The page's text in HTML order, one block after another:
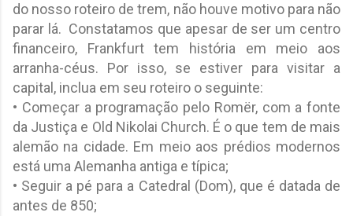
do nosso roteiro de trem, não houve motivo para não
parar lá. Constatamos que apesar de ser um centro
financeiro, Frankfurt tem história em meio aos
arranha-céus. Por isso, se estiver para visitar a
capital, inclua em seu roteiro o seguinte:
• Começar a programação pelo Romër, com a fonte
da Justiça e Old Nikolai Church. É o que tem de mais
alemão na cidade. Em meio aos prédios modernos
está uma Alemanha antiga e típica;
• Seguir a pé para a Catedral (Dom), que é datada de
antes de 850;